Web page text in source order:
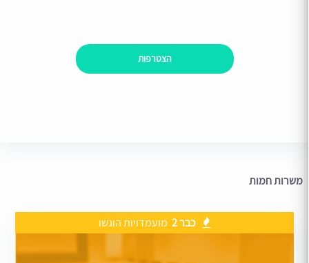
הצטרפות
משרות חמות
כבר 2 מועמדויות הוגשו